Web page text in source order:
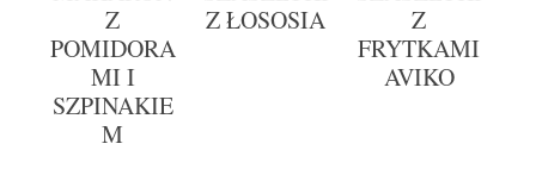
Z
POMIDORA
MI I
SZPINAKIE
M
Z ŁOSOSIA
Z
FRYTKAMI
AVIKO